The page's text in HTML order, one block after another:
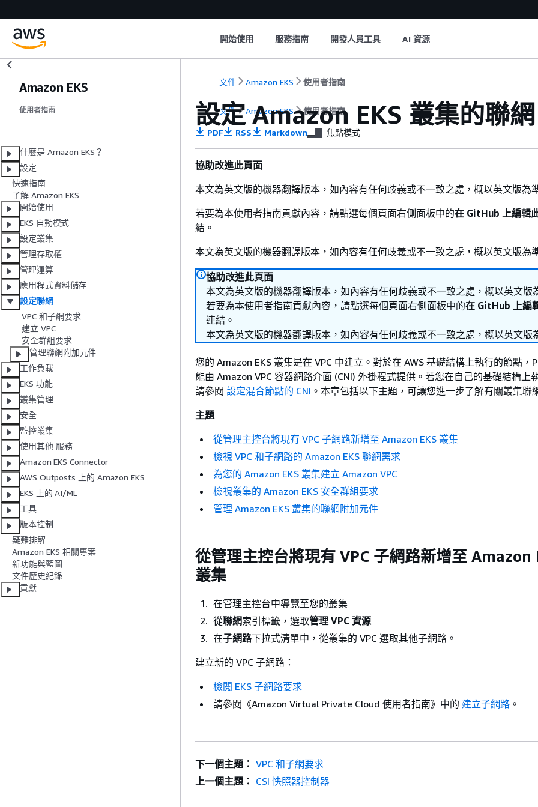
開始使用 服務指南 開發人員工具 AI 資源
Amazon EKS
使用者指南
什麼是 Amazon EKS？
設定
快速指南
了解 Amazon EKS
開始使用
EKS 自動模式
設定叢集
管理存取權
管理運算
應用程式資料儲存
設定聯網
VPC 和子網要求
建立 VPC
安全群組要求
管理聯網附加元件
工作負載
EKS 功能
叢集管理
安全
監控叢集
使用其他 服務
Amazon EKS Connector
AWS Outposts 上的 Amazon EKS
EKS 上的 AI/ML
工具
版本控制
疑難排解
Amazon EKS 相關專案
新功能與藍圖
文件歷史紀錄
貢獻
文件 Amazon EKS 使用者指南
文件 Amazon EKS 使用者指南
設定 Amazon EKS 叢集的聯網
PDF RSS Markdown 焦點模式
協助改進此頁面
本文為英文版的機器翻譯版本，如內容有任何歧義或不一致之處，概以英文版為
若要為本使用者指南貢獻內容，請點選每個頁面右側面板中的在 GitHub 上編輯
結。
本文為英文版的機器翻譯版本，如內容有任何歧義或不一致之處，概以英文版為
協助改進此頁面
本文為英文版的機器翻譯版本，如內容有任何歧義或不一致之處，概以英文版
若要為本使用者指南貢獻內容，請點選每個頁面右側面板中的在 GitHub 上編
連結。
本文為英文版的機器翻譯版本，如內容有任何歧義或不一致之處，概以英文版
您的 Amazon EKS 叢集是在 VPC 中建立。對於在 AWS 基礎結構上執行的節點，
能由 Amazon VPC 容器網路介面 (CNI) 外掛程式提供。若您在自己的基礎結構上
請參閱 設定混合節點的 CNI 。本章包括以下主題，可讓您進一步了解有關叢集聯
主題
從管理主控台將現有 VPC 子網路新增至 Amazon EKS 叢集
檢視 VPC 和子網路的 Amazon EKS 聯網需求
為您的 Amazon EKS 叢集建立 Amazon VPC
檢視叢集的 Amazon EKS 安全群組要求
管理 Amazon EKS 叢集的聯網附加元件
從管理主控台將現有 VPC 子網路新增至 Amazon
叢集
在管理主控台中導覽至您的叢集
從聯網索引標籤，選取管理 VPC 資源
在子網路下拉式清單中，從叢集的 VPC 選取其他子網路。
建立新的 VPC 子網路：
檢閱 EKS 子網路要求
請參閱《Amazon Virtual Private Cloud 使用者指南》中的 建立子網路 。
下一個主題： VPC 和子網要求
上一個主題： CSI 快照器控制器